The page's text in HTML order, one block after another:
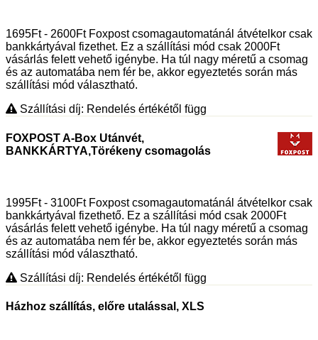
1695Ft - 2600Ft Foxpost csomagautomatánál átvételkor csak
bankkártyával fizethet. Ez a szállítási mód csak 2000Ft
vásárlás felett vehető igénybe. Ha túl nagy méretű a csomag
és az automatába nem fér be, akkor egyeztetés során más
szállítási mód választható.
Szállítási díj: Rendelés értékétől függ
FOXPOST A-Box Utánvét,
BANKKÁRTYA,Törékeny csomagolás
1995Ft - 3100Ft Foxpost csomagautomatánál átvételkor csak
bankkártyával fizethető. Ez a szállítási mód csak 2000Ft
vásárlás felett vehető igénybe. Ha túl nagy méretű a csomag
és az automatába nem fér be, akkor egyeztetés során más
szállítási mód választható.
Szállítási díj: Rendelés értékétől függ
Házhoz szállítás, előre utalással, XLS